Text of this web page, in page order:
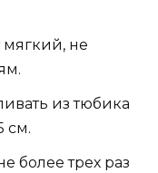
не
из тюбика
см.
более трех раз